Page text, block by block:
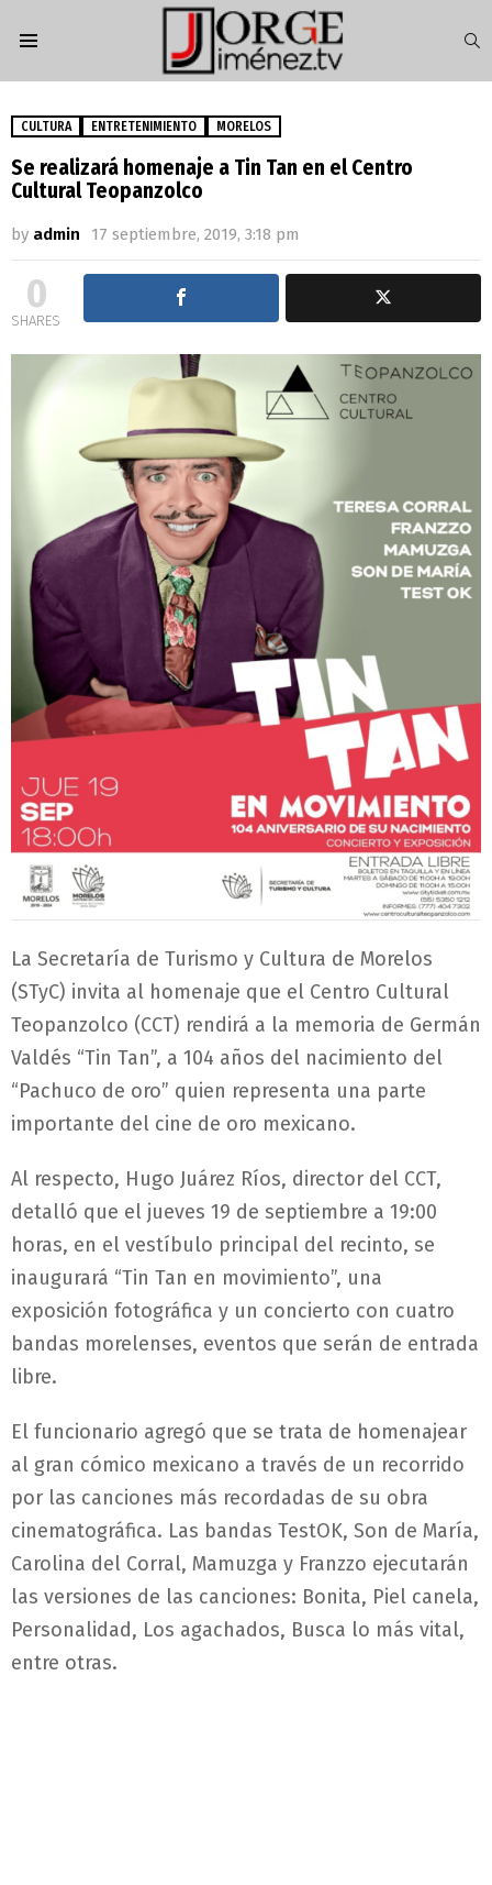
CULTURA ENTRETENIMIENTO MORELOS
Se realizará homenaje a Tin Tan en el Centro
Cultural Teopanzolco
by admin 17 septiembre, 2019, 3:18 pm
0
SHARES
La Secretaría de Turismo y Cultura de Morelos
(STyC) invita al homenaje que el Centro Cultural
Teopanzolco (CCT) rendirá a la memoria de Germán
Valdés “Tin Tan”, a 104 años del nacimiento del
“Pachuco de oro” quien representa una parte
importante del cine de oro mexicano.
Al respecto, Hugo Juárez Ríos, director del CCT,
detalló que el jueves 19 de septiembre a 19:00
horas, en el vestíbulo principal del recinto, se
inaugurará “Tin Tan en movimiento”, una
exposición fotográfica y un concierto con cuatro
bandas morelenses, eventos que serán de entrada
libre.
El funcionario agregó que se trata de homenajear
al gran cómico mexicano a través de un recorrido
por las canciones más recordadas de su obra
cinematográfica. Las bandas TestOK, Son de María,
Carolina del Corral, Mamuzga y Franzzo ejecutarán
las versiones de las canciones: Bonita, Piel canela,
Personalidad, Los agachados, Busca lo más vital,
entre otras.